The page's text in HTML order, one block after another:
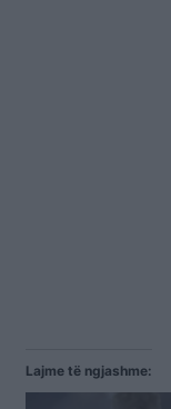
Lajme të ngjashme: